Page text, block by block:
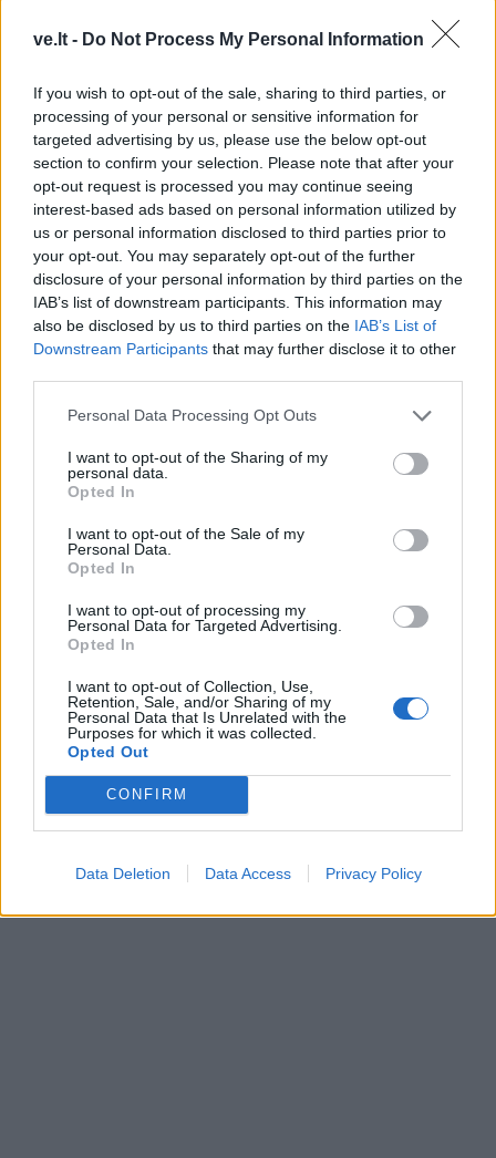
ve.lt - Do Not Process My Personal Information
If you wish to opt-out of the sale, sharing to third parties, or
processing of your personal or sensitive information for
targeted advertising by us, please use the below opt-out
section to confirm your selection. Please note that after your
opt-out request is processed you may continue seeing
interest-based ads based on personal information utilized by
us or personal information disclosed to third parties prior to
your opt-out. You may separately opt-out of the further
disclosure of your personal information by third parties on the
IAB’s list of downstream participants. This information may
also be disclosed by us to third parties on the IAB’s List of
Downstream Participants that may further disclose it to other
Personal Data Processing Opt Outs
I want to opt-out of the Sharing of my
personal data.
Opted In
I want to opt-out of the Sale of my
Personal Data.
Opted In
I want to opt-out of processing my
Personal Data for Targeted Advertising.
Opted In
I want to opt-out of Collection, Use,
Retention, Sale, and/or Sharing of my
Personal Data that Is Unrelated with the
Purposes for which it was collected.
Opted Out
CONFIRM
Data Deletion Data Access Privacy Policy
Raktažodžiai
pergalės paradas maskva raudonoji aikštė
Ve.lt
putinas
baimė
Komentarai
Rašyti komentarą
Jūsų vardas
Komentaras
Sutinku sutaisyklėmis
This site is protected by
Privacy PolicyandTerms of
apply.